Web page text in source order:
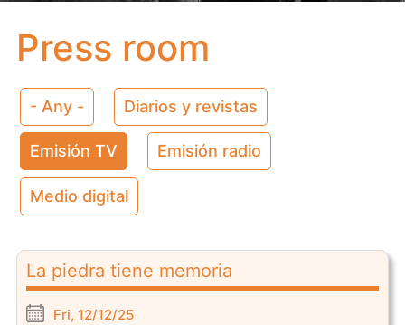
Press room
- Any - Diarios y revistas
Emisión TV Emisión radio
Medio digital
La piedra tiene memoria
Fri, 12/12/25